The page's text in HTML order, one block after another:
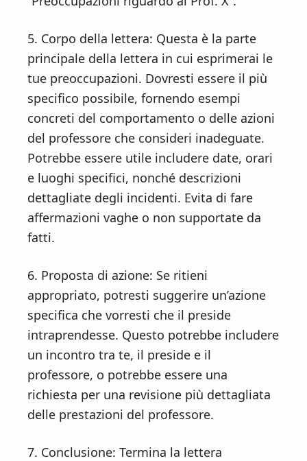
5. Corpo della lettera: Questa è la parte
principale della lettera in cui esprimerai le
tue preoccupazioni. Dovresti essere il più
specifico possibile, fornendo esempi
concreti del comportamento o delle azioni
del professore che consideri inadeguate.
Potrebbe essere utile includere date, orari
e luoghi specifici, nonché descrizioni
dettagliate degli incidenti. Evita di fare
affermazioni vaghe o non supportate da
fatti.
6. Proposta di azione: Se ritieni
appropriato, potresti suggerire un’azione
specifica che vorresti che il preside
intraprendesse. Questo potrebbe includere
un incontro tra te, il preside e il
professore, o potrebbe essere una
richiesta per una revisione più dettagliata
delle prestazioni del professore.
7. Conclusione: Termina la lettera